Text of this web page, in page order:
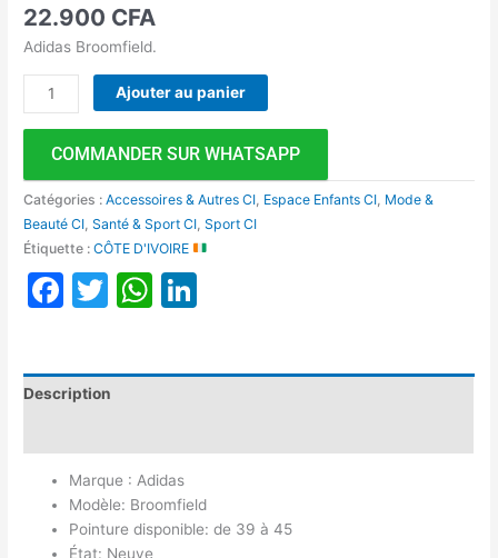
22.900 CFA
Adidas Broomfield.
Ajouter au panier
COMMANDER SUR WHATSAPP
Catégories :Accessoires & Autres CI Espace Enfants CI Mode &
Beauté CI ,Santé & Sport CI ,Sport CI
Étiquette :CÔTE D'IVOIRE
Facebook
TwitterWhatsApp
Description
Marque : Adidas
Modèle: Broomfield
Pointure disponible: de 39 à 45
État: Neuve